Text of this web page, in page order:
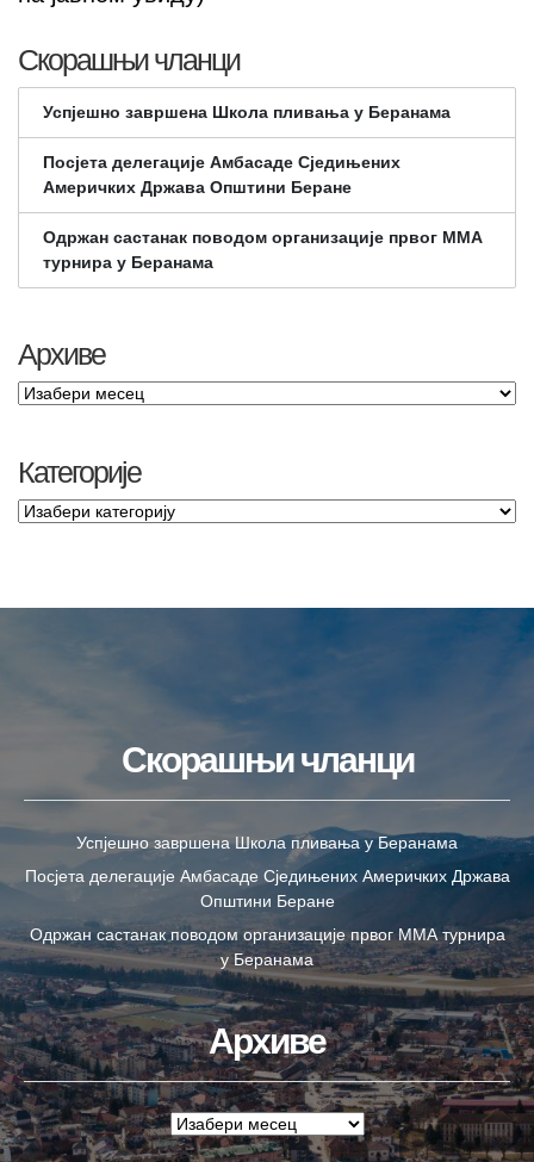
Скорашњи чланци
Успјешно завршена Школа пливања у Беранама
Посјета делегације Амбасаде Сједињених
Америчких Држава Општини Беране
Одржан састанак поводом организације првог ММА
турнира у Беранама
Архиве
Категорије
Скорашњи чланци
Успјешно завршена Школа пливања у Беранама
Посјета делегације Амбасаде Сједињених Америчких Држава
Општини Беране
Одржан састанак поводом организације првог ММА турнира
у Беранама
Архиве